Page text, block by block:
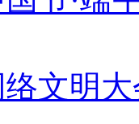
文明